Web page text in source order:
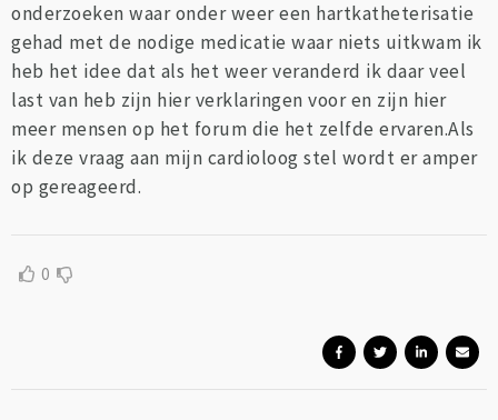
onderzoeken waar onder weer een hartkatheterisatie
gehad met de nodige medicatie waar niets uitkwam ik
heb het idee dat als het weer veranderd ik daar veel
last van heb zijn hier verklaringen voor en zijn hier
meer mensen op het forum die het zelfde ervaren.Als
ik deze vraag aan mijn cardioloog stel wordt er amper
op gereageerd.
0